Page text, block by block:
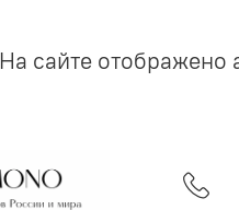
На сайте отображено